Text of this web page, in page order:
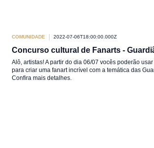
COMUNIDADE 2022-07-06T18:00:00.000Z
Concurso cultural de Fanarts -
Alô, artistas! A partir do dia 06/07 vocês poderão
para criar uma fanart incrível com a temática das
Confira mais detalhes.